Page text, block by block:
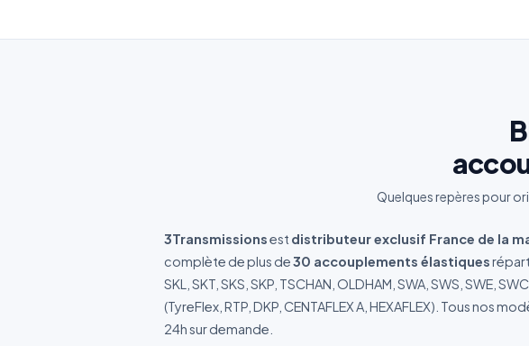
Quelques repères pour
3Transmissionsest distributeur exclusif France de la
complète de plus de30 accouplements élastiques
SKL, SKT, SKS, SKP, TSCHAN, OLDHAM, SWA, SWS, SWE,
(TyreFlex, RTP, DKP, CENTAFLEX A, HEXAFLEX). Tous nos
24h sur demande.
J'accepte que mes
Vos